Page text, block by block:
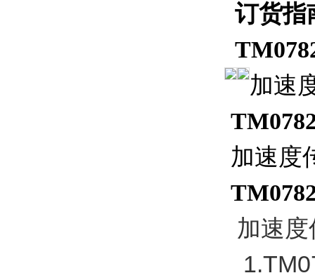
订货指
加速
加速度
加速